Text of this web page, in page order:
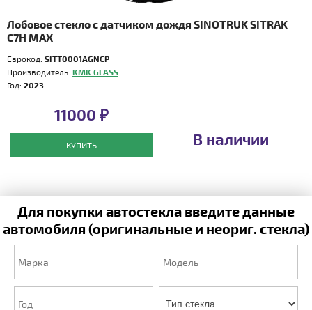
Лобовое стекло с датчиком дождя SINOTRUK SITRAK
C7H MAX
Еврокод: SITT0001AGNCP
Производитель: KMK GLASS
Год: 2023 -
11000 ₽
КУПИТЬ В наличии
Для покупки автостекла введите данные
автомобиля (оригинальные и неориг. стекла)